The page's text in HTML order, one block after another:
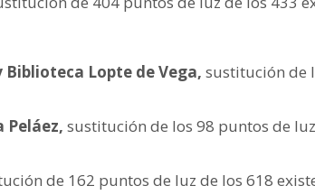
Lopte de Vega, sustitución de
Peláez, sustitución de los 98 puntos de
de 162 puntos de luz de los 618